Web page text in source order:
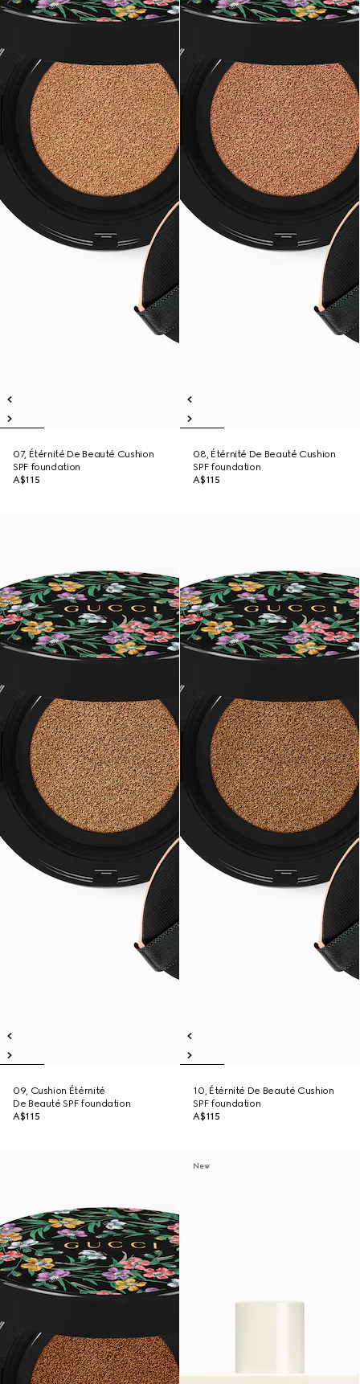
07, Étérnité De Beauté Cushion
SPF foundation
A$115
08, Étérnité De Beauté Cushion
SPF foundation
A$115
09, Cushion Étérnité
De Beauté SPF foundation
A$115
10, Étérnité De Beauté Cushion
SPF foundation
A$115
New